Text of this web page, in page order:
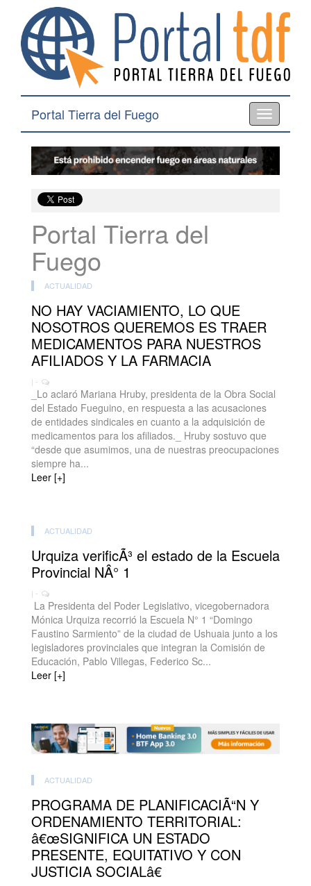
Toggle
navigation
Portal Tierra del Fuego
Portal Tierra del
Fuego
ACTUALIDAD
NO HAY VACIAMIENTO, LO QUE
NOSOTROS QUEREMOS ES TRAER
MEDICAMENTOS PARA NUESTROS
AFILIADOS Y LA FARMACIA
| -
_Lo aclaró Mariana Hruby, presidenta de la Obra Social
del Estado Fueguino, en respuesta a las acusaciones
de entidades sindicales en cuanto a la adquisición de
medicamentos para los afiliados._ Hruby sostuvo que
“desde que asumimos, una de nuestras preocupaciones
siempre ha...
Leer [+]
ACTUALIDAD
Urquiza verificÃ³ el estado de la Escuela
Provincial NÂ° 1
| -
La Presidenta del Poder Legislativo, vicegobernadora
Mónica Urquiza recorrió la Escuela N° 1 “Domingo
Faustino Sarmiento” de la ciudad de Ushuaia junto a los
legisladores provinciales que integran la Comisión de
Educación, Pablo Villegas, Federico Sc...
Leer [+]
ACTUALIDAD
PROGRAMA DE PLANIFICACIÃ“N Y
ORDENAMIENTO TERRITORIAL:
â€œSIGNIFICA UN ESTADO
PRESENTE, EQUITATIVO Y CON
JUSTICIA SOCIALâ€